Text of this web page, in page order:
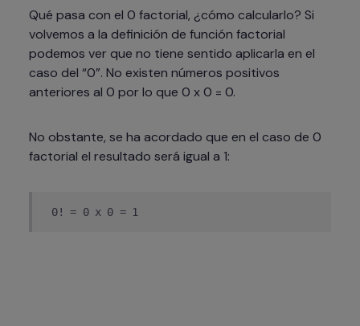
Qué pasa con el 0 factorial, ¿cómo calcularlo? Si
volvemos a la definición de función factorial
podemos ver que no tiene sentido aplicarla en el
caso del “0”. No existen números positivos
anteriores al 0 por lo que 0 x 0 = 0.
No obstante, se ha acordado que en el caso de 0
factorial el resultado será igual a 1:
0! = 0 x 0 = 1